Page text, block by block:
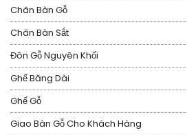
Chân Bàn Gỗ
Chân Bàn Sắt
Đôn Gỗ Nguyên Khối
Ghế Băng Dài
Ghế Gỗ
Giao Bàn Gỗ Cho Khách Hàng